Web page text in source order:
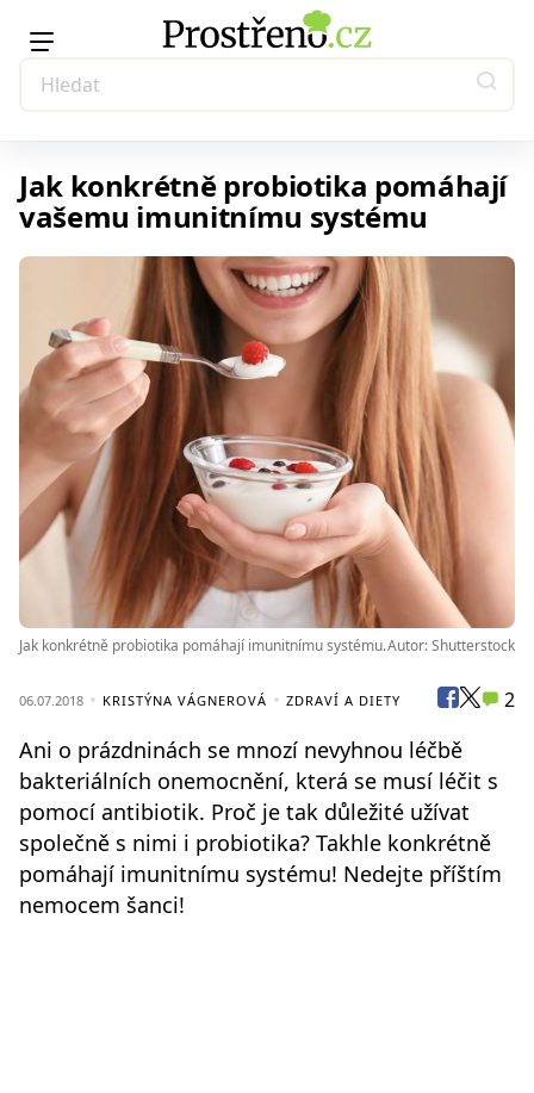
Jak konkrétně probiotika pomáhají
vašemu imunitnímu systému
Jak konkrétně probiotika pomáhají imunitnímu systému.Autor: Shutterstock
06.07.2018 KRISTÝNA VÁGNEROVÁ ZDRAVÍ A DIETY 2
Ani o prázdninách se mnozí nevyhnou léčbě
bakteriálních onemocnění, která se musí léčit s
pomocí antibiotik. Proč je tak důležité užívat
společně s nimi i probiotika? Takhle konkrétně
pomáhají imunitnímu systému! Nedejte příštím
nemocem šanci!